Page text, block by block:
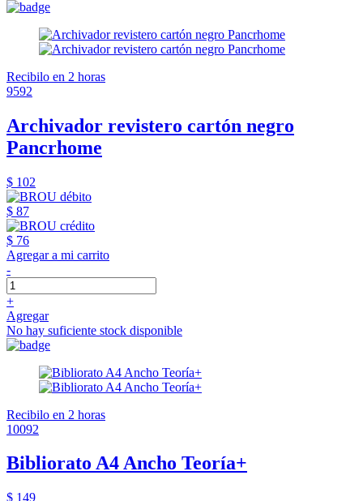
Recibilo en 2 horas
9592
Archivador revistero cartón negro
Pancrhome
$ 102
$ 87
$ 76
Agregar a mi carrito
-
+
Agregar
No hay suficiente stock disponible
Recibilo en 2 horas
10092
Bibliorato A4 Ancho Teoría+
$ 149